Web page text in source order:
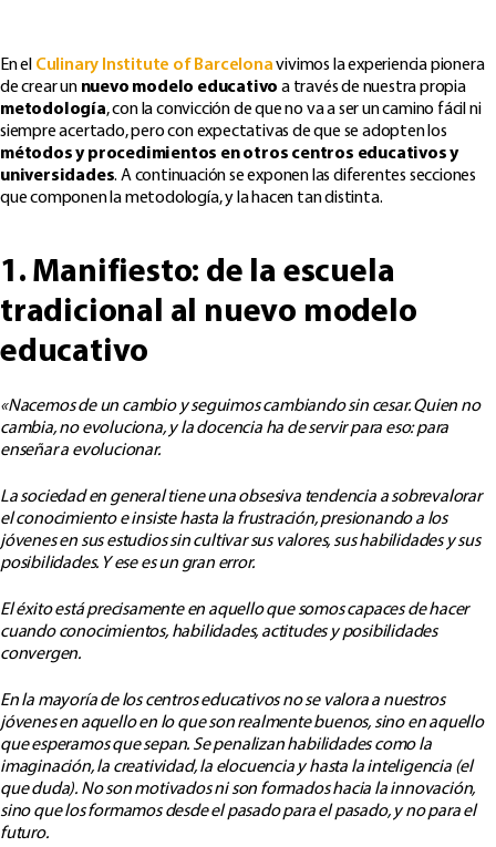
En el Culinary Institute of Barcelonavivimos la experiencia pionera
de crear un nuevo modelo educativoa través de nuestra propia
metodología, con la convicción de que no va a ser un camino fácil ni
siempre acertado, pero con expectativas de que se adopten los
métodos y procedimientos en otros centros educativos y
universidades. A continuación se exponen las diferentes secciones
que componen la metodología, y la hacen tan distinta.
1. Manifiesto: de la escuela
tradicional al nuevo modelo
educativo
«Nacemos de un cambio y seguimos cambiando sin cesar. Quien no
cambia, no evoluciona, y la docencia ha de servir para eso: para
enseñar a evolucionar.
La sociedad en general tiene una obsesiva tendencia a sobrevalorar
el conocimiento e insiste hasta la frustración, presionando a los
jóvenes en sus estudios sin cultivar sus valores, sus habilidades y sus
posibilidades. Y ese es un gran error.
El éxito está precisamente en aquello que somos capaces de hacer
cuando conocimientos, habilidades, actitudes y posibilidades
convergen.
En la mayoría de los centros educativos no se valora a nuestros
jóvenes en aquello en lo que son realmente buenos, sino en aquello
que esperamos que sepan. Se penalizan habilidades como la
imaginación, la creatividad, la elocuencia y hasta la inteligencia (el
que duda). No son motivados ni son formados hacia la innovación,
sino que los formamos desde el pasado para el pasado, y no para el
futuro.